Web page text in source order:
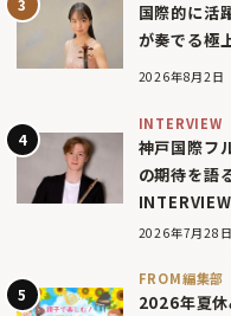
国際的に活
が奏でる極
2026年8月2日
INTERVIEW
神戸国際フ
の期待を語
2026年7月28日
FROM編集部
2026年夏